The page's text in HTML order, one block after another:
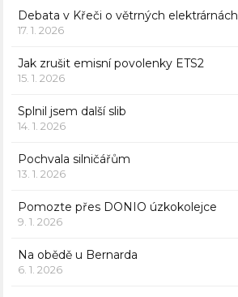
Debata v Křeči o větrných elektrárnách
17. 1. 2026
Jak zrušit emisní povolenky ETS2
15. 1. 2026
Splnil jsem další slib
14. 1. 2026
Pochvala silničářům
13. 1. 2026
Pomozte přes DONIO úzkokolejce
9. 1. 2026
Na obědě u Bernarda
6. 1. 2026